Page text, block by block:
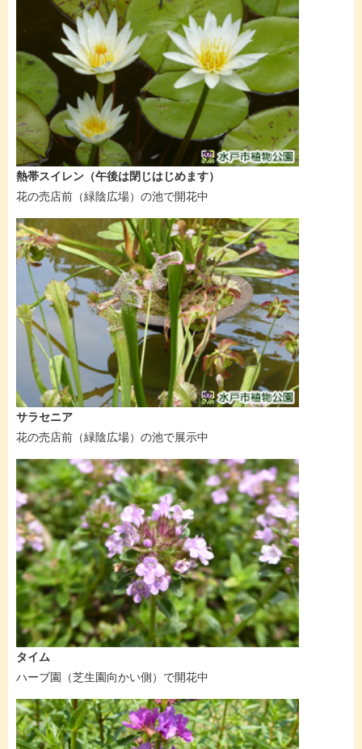
熱帯スイレン（午後は閉じはじめます）
花の売店前（緑陰広場）の池で開花中
サラセニア
花の売店前（緑陰広場）の池で展示中
タイム
ハーブ園（芝生園向かい側）で開花中